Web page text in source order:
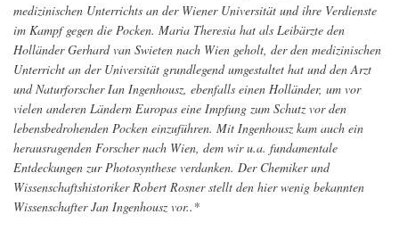
medizinischen Unterrichts an der Wiener Universität und ihre Verdienste
im Kampf gegen die Pocken. Maria Theresia hat als Leibärzte den
Holländer Gerhard van Swieten nach Wien geholt, der den medizinischen
Unterricht an der Universität grundlegend umgestaltet hat und den Arzt
und Naturforscher Ian Ingenhousz, ebenfalls einen Holländer, um vor
vielen anderen Ländern Europas eine Impfung zum Schutz vor den
lebensbedrohenden Pocken einzuführen. Mit Ingenhousz kam auch ein
herausragenden Forscher nach Wien, dem wir u.a. fundamentale
Entdeckungen zur Photosynthese verdanken. Der Chemiker und
Wissenschaftshistoriker Robert Rosner stellt den hier wenig bekannten
Wissenschafter Jan Ingenhousz vor..*